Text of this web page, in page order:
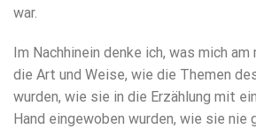
war.
Im Nachhinein denke ich, was mich
die Art und Weise, wie die Themen
wurden, wie sie in die Erzählung mit
Hand eingewoben wurden, wie sie nie